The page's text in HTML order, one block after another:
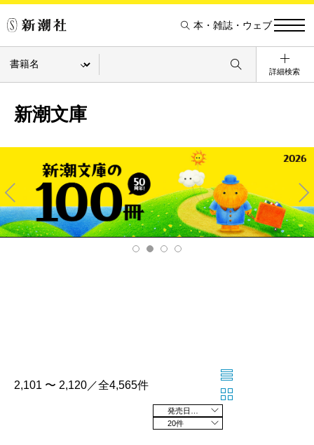
本・雑誌・ウェブ
詳細検索
新潮文庫
Pre
v
Ne
xt
2,101 〜 2,120／全4,565件
20件